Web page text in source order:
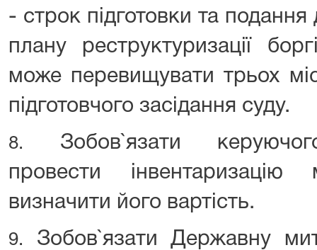
- строк підготовки та
плану реструктуризації
може перевищувати трьох
підготовчого засідання суду.
8.
Зобов`язати
провести
визначити його вартість.
9.
Зобов`язати Державну